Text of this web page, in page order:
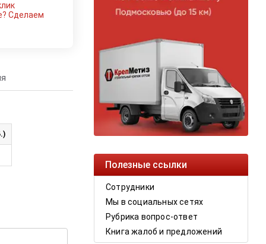
Полезные ссылки
Сотрудники
Мы в социальных сетях
Рубрика вопрос-ответ
Книга жалоб и предложений
Сделаем